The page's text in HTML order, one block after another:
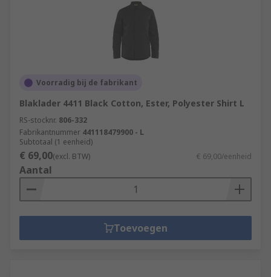
Voorradig bij de fabrikant
Blaklader 4411 Black Cotton, Ester, Polyester Shirt L
RS-stocknr. 806-332
Fabrikantnummer 441118479900 - L
Subtotaal (1 eenheid)
€ 69,00(excl. BTW) € 69,00/eenheid
Aantal
Toevoegen